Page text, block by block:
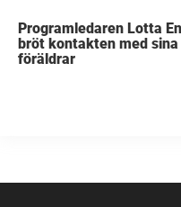
Programledaren Lotta
bröt kontakten med sina
föräldrar